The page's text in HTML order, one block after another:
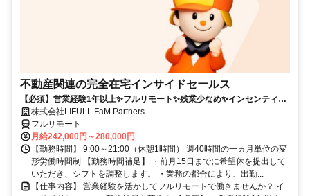
不動産関連の完全在宅インサイドセールス
【必須】営業経験1年以上✨フルリモート✨残業少なめ✨インセンティブ
有 株式会社LIFULL FaM Partners
フルリモート
月給242,000円～280,000円
【勤務時間】 9:00～21:00（休憩1時間） 週40時間の一ヵ月単位の変
形労働時間制 【勤務時間補足】 ・前月15日までに希望休を提出して
いただき、シフトを調整します。 ・業務の都合により、出勤...
【仕事内容】 営業経験を活かしてフルリモートで働きませんか？ イ